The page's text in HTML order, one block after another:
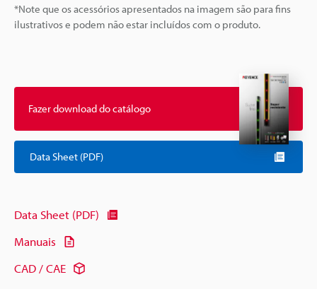
*Note que os acessórios apresentados na imagem são para fins
ilustrativos e podem não estar incluídos com o produto.
Fazer download do catálogo
Data Sheet (PDF)
Data Sheet (PDF)
Manuais
CAD / CAE